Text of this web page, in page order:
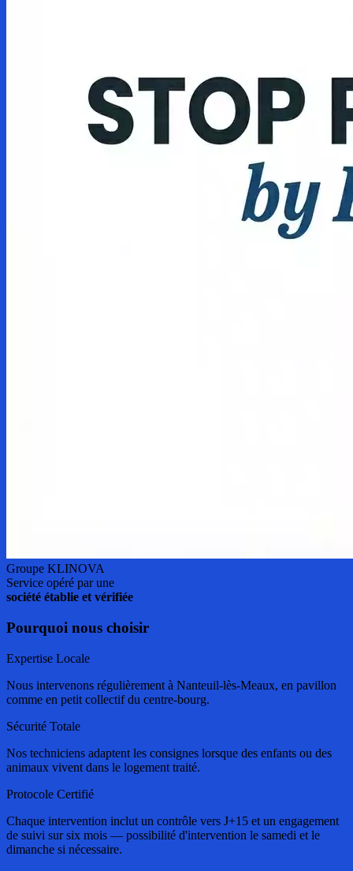
Groupe KLINOVA
Service opéré par une
société établie et vérifiée
Pourquoi nous choisir
Expertise Locale
Nous intervenons régulièrement à Nanteuil-lès-Meaux, en pavillon
comme en petit collectif du centre-bourg.
Sécurité Totale
Nos techniciens adaptent les consignes lorsque des enfants ou des
animaux vivent dans le logement traité.
Protocole Certifié
Chaque intervention inclut un contrôle vers J+15 et un engagement
de suivi sur six mois — possibilité d'intervention le samedi et le
dimanche si nécessaire.